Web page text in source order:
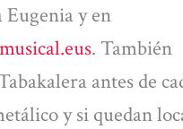
y en
. También
antes de
y si quedan